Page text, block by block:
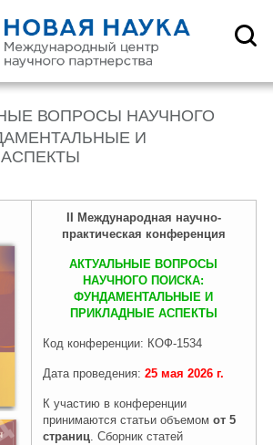
ВОПРОСЫ НАУЧНОГО
И
Международная научно-
практическая конференция
АКТУАЛЬНЫЕ ВОПРОСЫ
НАУЧНОГО ПОИСКА:
ФУНДАМЕНТАЛЬНЫЕ И
ПРИКЛАДНЫЕ АСПЕКТЫ
Код конференции: КОФ-1534
Дата проведения: 25 мая 2026г.
К участию в конференции
принимаются статьи объемом от 5
страниц. Сборник статей